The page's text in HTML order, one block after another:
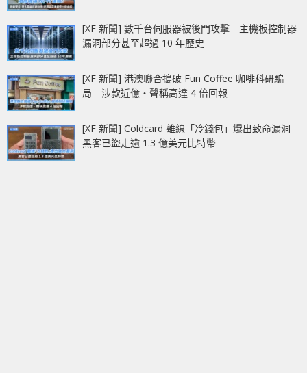
[XF 新聞] 數千台伺服器被後門攻擊 主機板控制器
漏洞部分甚至超過 10 年歷史
[XF 新聞] 港澳聯合搗破 Fun Coffee 咖啡科研騙
局 涉款近億‧聲稱高達 4 倍回報
[XF 新聞] Coldcard 離線「冷錢包」爆出致命漏洞
黑客已盜走逾 1.3 億美元比特幣